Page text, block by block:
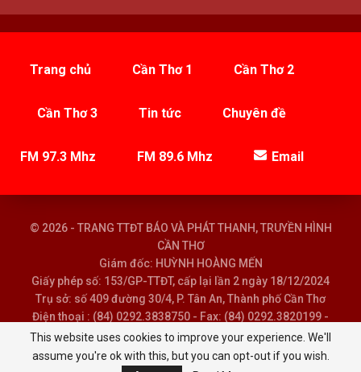
Trang chủ Cần Thơ 1 Cần Thơ 2
Cần Thơ 3 Tin tức Chuyên đề
FM 97.3 Mhz FM 89.6 Mhz Email
© 2026 - TRANG TTĐT BÁO VÀ PHÁT THANH, TRUYỀN HÌNH
CẦN THƠ
Giám đốc: HUỲNH HOÀNG MẾN
Giấy phép số: 153/GP-TTĐT, cấp lại lần 2 ngày 18/12/2024
Trụ sở: số 409 đường 30/4, P. Tân An, Thành phố Cần Thơ
Điện thoại : (84) 0292.3838750 - Fax: (84) 0292.3820199 -
Email : baoptth@cantho.gov.vn
This website uses cookies to improve your experience. We'll
assume you're ok with this, but you can opt-out if you wish.